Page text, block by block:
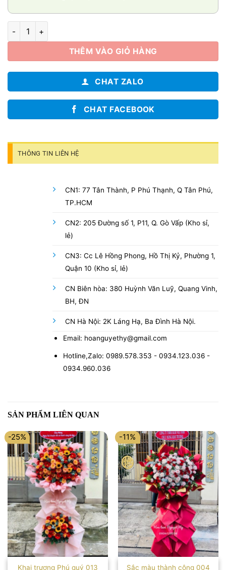
Thành đạt KT008 số lượng
THÊM VÀO GIỎ HÀNG
CHAT ZALO
CHAT FACEBOOK
THÔNG TIN LIÊN HỆ
CN1: 77 Tân Thành, P Phú Thạnh, Q Tân Phú,
TP.HCM
CN2: 205 Đường số 1, P11, Q. Gò Vấp (Kho sỉ,
lẻ)
CN3: Cc Lê Hồng Phong, Hồ Thị Kỷ, Phường 1,
Quận 10 (Kho sỉ, lẻ)
CN Biên hòa: 380 Huỳnh Văn Luỹ, Quang Vinh,
BH, ĐN
CN Hà Nội: 2K Láng Hạ, Ba Đình Hà Nội.
Email: hoanguyethy@gmail.com
Hotline,Zalo: 0989.578.353 - 0934.123.036 -
0934.960.036
SẢN PHẨM LIÊN QUAN
-25%
Khai trương Phú quý 013
-11%
Sắc màu thành công 004